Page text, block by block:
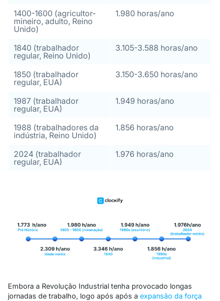
1400-1600 (agricultor-
mineiro, adulto, Reino
Unido)
1.980 horas/ano
1840 (trabalhador
regular, Reino Unido)
3.105-3.588 horas/ano
1850 (trabalhador
regular, EUA)
3.150-3.650 horas/ano
1987 (trabalhador
regular, EUA)
1.949 horas/ano
1988 (trabalhadores da
indústria, Reino Unido)
1.856 horas/ano
2024 (trabalhador
regular, EUA)
1.976 horas/ano
Embora a Revolução Industrial tenha provocado longas
jornadas de trabalho, logo após após a expansão da força